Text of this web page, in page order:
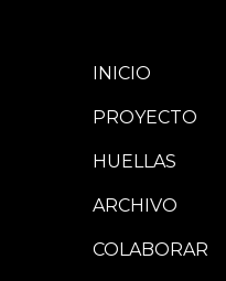
INICIO
PROYECTO
HUELLAS
ARCHIVO
COLABORAR